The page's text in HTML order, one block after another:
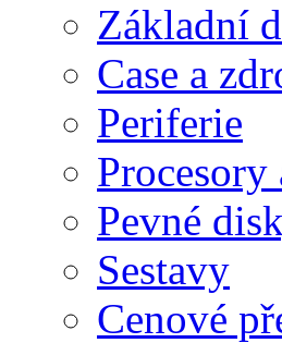
Základní
Case a
Periferie
Procesory
Pevné
Sestavy
Cenové